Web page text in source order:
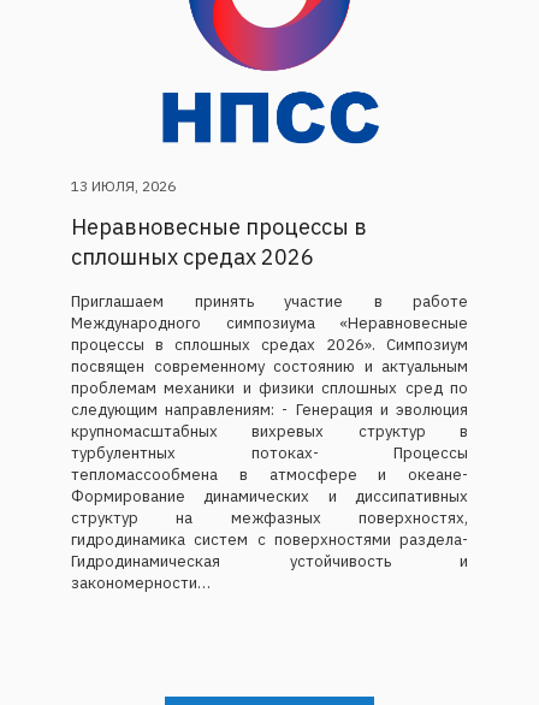
13 ИЮЛЯ, 2026
Неравновесные процессы в
сплошных средах 2026
Приглашаем принять участие в работе
Международного симпозиума «Неравновесные
процессы в сплошных средах 2026». Симпозиум
посвящен современному состоянию и актуальным
проблемам механики и физики сплошных сред по
следующим направлениям: - Генерация и эволюция
крупномасштабных вихревых структур в
турбулентных потоках- Процессы
тепломассообмена в атмосфере и океане-
Формирование динамических и диссипативных
структур на межфазных поверхностях,
гидродинамика систем с поверхностями раздела-
Гидродинамическая устойчивость и
закономерности…